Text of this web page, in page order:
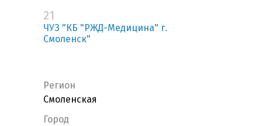
21
ЧУЗ "КБ "РЖД-Медицина" г.
Смоленск"
Регион
Смоленская
Город